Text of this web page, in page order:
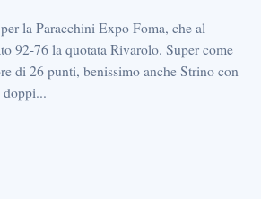
la Paracchini Expo Foma, che al
92-76 la quotata Rivarolo. Super come
di 26 punti, benissimo anche Strino con